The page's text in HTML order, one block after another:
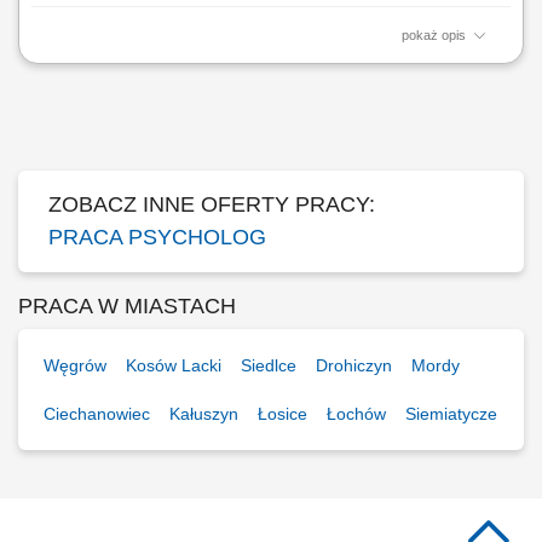
pokaż opis
Opis stanowiska: udzielanie pomocy psychologicznej osobom dorosłym
ZOBACZ INNE OFERTY PRACY:
PRACA PSYCHOLOG
PRACA W MIASTACH
Węgrów Kosów Lacki Siedlce Drohiczyn Mordy
Ciechanowiec Kałuszyn Łosice Łochów Siemiatycze